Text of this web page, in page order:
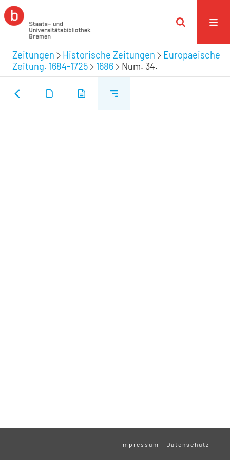
Zeitungen Historische Zeitungen
Europaeische
Zeitung. 1684-1725
1686 Num. 34.
Impressum Datenschutz